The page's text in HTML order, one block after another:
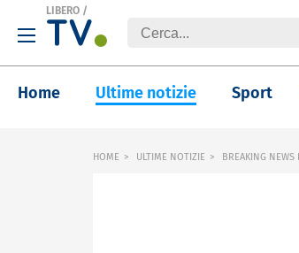
LIBERO /
Home Ultime notizie Sport
HOME ULTIME NOTIZIE BREAKING